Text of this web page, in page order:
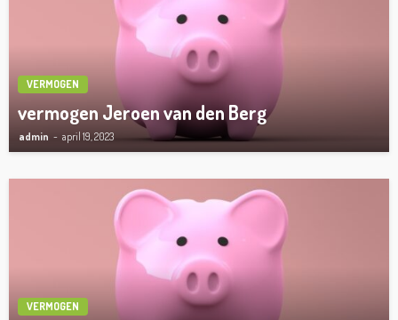
VERMOGEN
vermogen Jeroen van den Berg
admin april 19, 2023
VERMOGEN